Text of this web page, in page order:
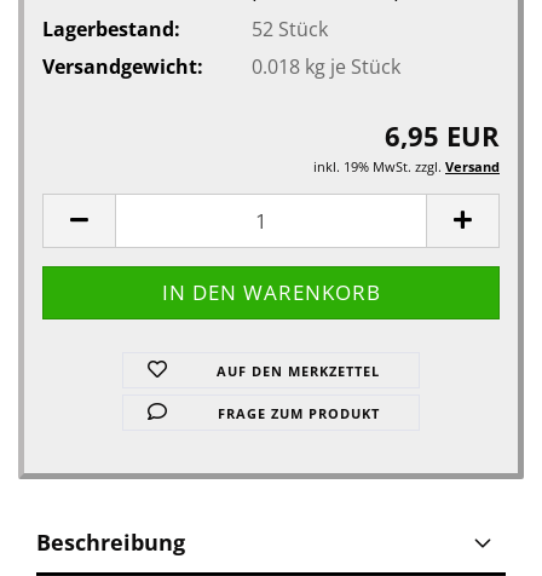
Lagerbestand: 52 Stück
Versandgewicht:
0.018kg je Stück
6,95 EUR
inkl. 19% MwSt. zzgl. Versand
AUF DEN MERKZETTEL
FRAGE ZUM PRODUKT
Beschreibung